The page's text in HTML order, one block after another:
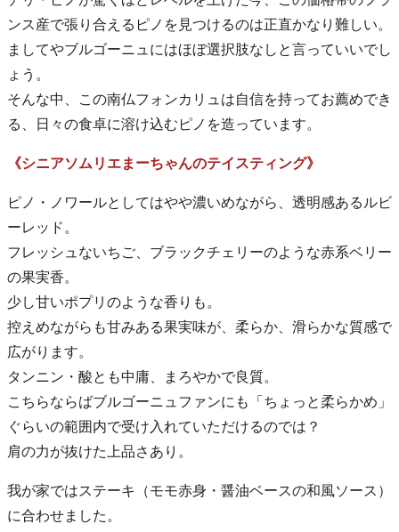
ンス産で張り合えるピノを見つけるのは正直かなり難しい。
ましてやブルゴーニュにはほぼ選択肢なしと言っていいでし
ょう。
そんな中、この南仏フォンカリュは自信を持ってお薦めでき
る、日々の食卓に溶け込むピノを造っています。
《シニアソムリエまーちゃんのテイスティング》
ピノ・ノワールとしてはやや濃いめながら、透明感あるルビ
ーレッド。
フレッシュないちご、ブラックチェリーのような赤系ベリー
の果実香。
少し甘いポプリのような香りも。
控えめながらも甘みある果実味が、柔らか、滑らかな質感で
広がります。
タンニン・酸とも中庸、まろやかで良質。
こちらならばブルゴーニュファンにも「ちょっと柔らかめ」
ぐらいの範囲内で受け入れていただけるのでは？
肩の力が抜けた上品さあり。
我が家ではステーキ（モモ赤身・醤油ベースの和風ソース）
に合わせました。